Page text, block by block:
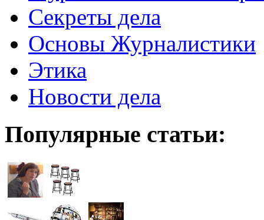
Секреты дела
Основы Журналистики
Этика
Новости дела
Популярные статьи: